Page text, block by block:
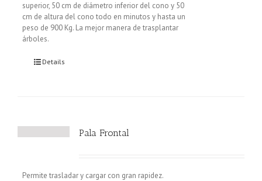
superior, 50 cm de diámetro inferior del cono y 50
cm de altura del cono todo en minutos y hasta un
peso de 900 Kg. La mejor manera de trasplantar
árboles.
Details
Pala Frontal
Permite trasladar y cargar con gran rapidez.